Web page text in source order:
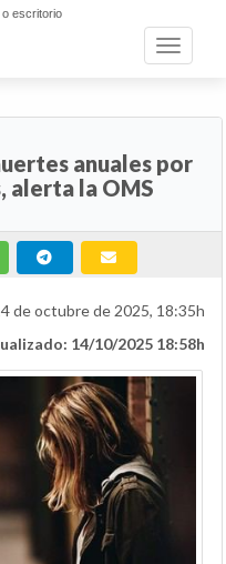
escritorio
Toggle
anuales por
alerta la OMS
de octubre de 2025, 18:35h
14/10/2025 18:58h